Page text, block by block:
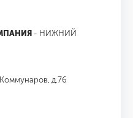
- НИЖНИЙ
д.76